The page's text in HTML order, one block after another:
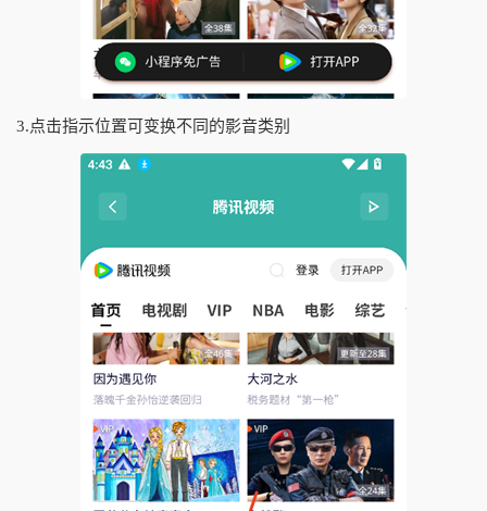
3.点击指示位置可变换不同的影音类别